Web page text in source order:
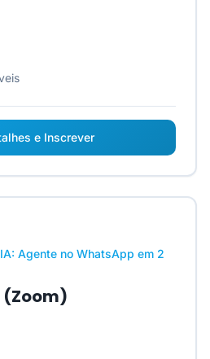
e Inscrever
Agente no WhatsApp em 2
(Zoom)